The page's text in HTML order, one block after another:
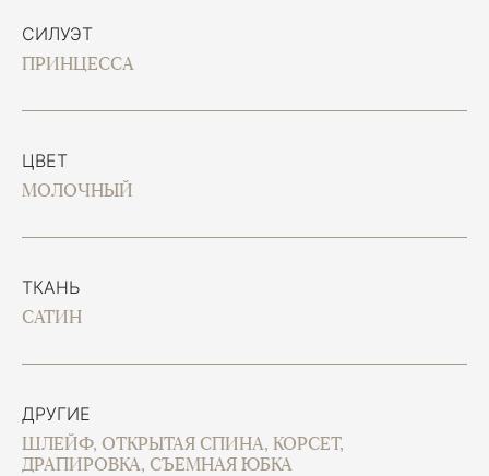
СИЛУЭТ
ПРИНЦЕССА
ЦВЕТ
МОЛОЧНЫЙ
ТКАНЬ
САТИН
ДРУГИЕ
ШЛЕЙФ, ОТКРЫТАЯ СПИНА, КОРСЕТ,
ДРАПИРОВКА, СЪЕМНАЯ ЮБКА